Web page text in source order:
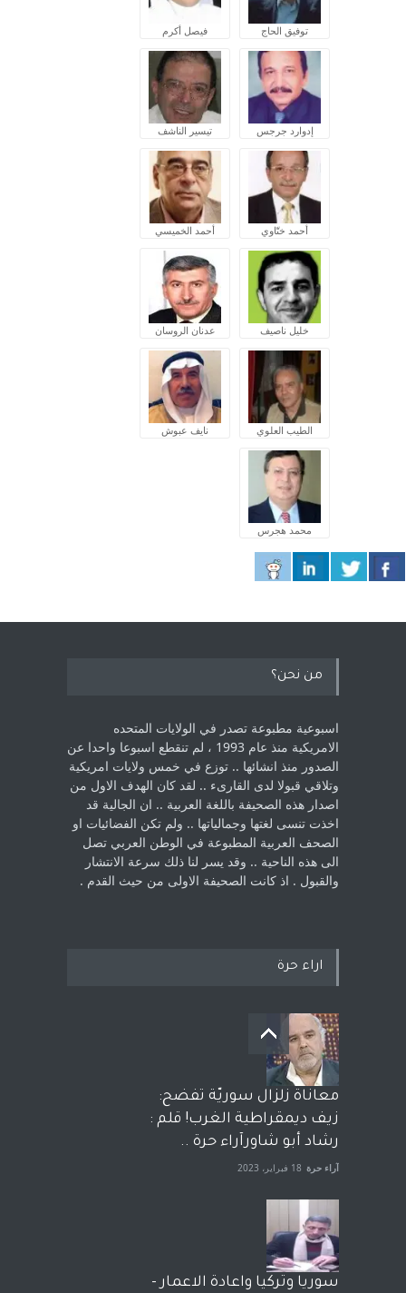
توفيق الحاج فيصل أكرم
إدوارد جرجس تيسير الناشف
أحمد ختّاوي أحمد الخميسي
خليل ناصيف عدنان الروسان
الطيب العلوي نايف عبوش
محمد هجرس
من نحن؟
اسبوعية مطبوعة تصدر في الولايات المتحده
الامريكية منذ عام 1993 ، لم ‏تنقطع اسبوعا واحدا عن
الصدور منذ انشائها .. توزع في خمس ولايات امريكية
‏وتلاقي قبولا لدى القارىء ..‏ لقد كان الهدف الاول من
اصدار هذه الصحيفة باللغة العربية .. ان الجالية قد
اخذت ‏تنسى لغتها وجمالياتها .. ولم تكن الفضائيات او
الصحف العربية المطبوعة في الوطن ‏العربي تصل
الى هذه الناحية .. وقد يسر لنا ذلك سرعة الانتشار
والقبول . اذ كانت ‏الصحيفة الاولى من حيث القدم . ‏
اراء حرة
معاناة زلزال سوريّة تفضح:
زيف ديمقراطية الغرب! قلم :
رشاد أبو شاورآراء حرة ..
آراء حرة 18 فبراير، 2023
سوريا وتركيا واعادة الاعمار -